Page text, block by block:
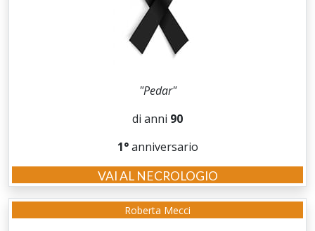
"Pedar"
di anni 90
1°anniversario
VAI AL NECROLOGIO
Roberta Mecci